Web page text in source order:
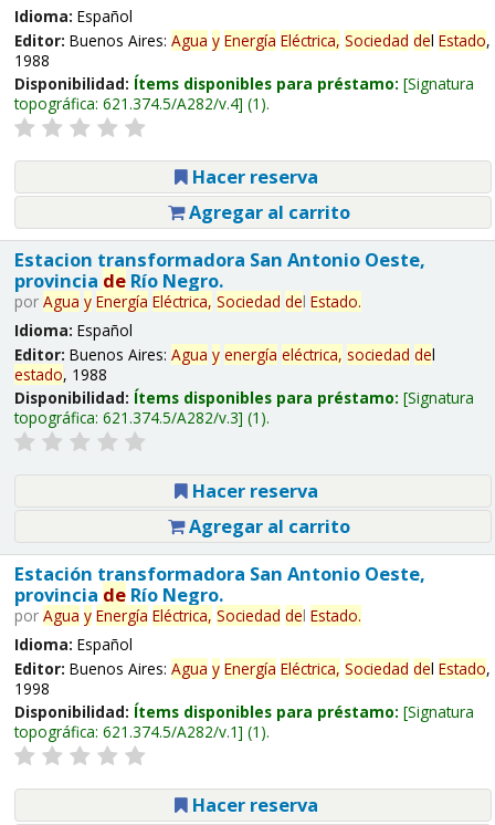
Idioma: Español
Editor: Buenos Aires: Agua y Energía Eléctrica, Sociedad del Estado,
1988
Disponibilidad: Ítems disponibles para préstamo: Signatura
topográfica: 621.374.5/A282/v.4 (1).
Hacer reserva
Agregar al carrito
Estacion transformadora San Antonio Oeste,
provincia deRío Negro.
por Agua y Energía Eléctrica, Sociedad del Estado.
Idioma: Español
Editor: Buenos Aires: Agua y energía eléctrica, sociedad del
estado, 1988
Disponibilidad: Ítems disponibles para préstamo: Signatura
topográfica: 621.374.5/A282/v.3 (1).
Hacer reserva
Agregar al carrito
Estación transformadora San Antonio Oeste,
provincia deRío Negro.
por Agua y Energía Eléctrica, Sociedad del Estado.
Idioma: Español
Editor: Buenos Aires: Agua y Energía Eléctrica, Sociedad del Estado,
1998
Disponibilidad: Ítems disponibles para préstamo: Signatura
topográfica: 621.374.5/A282/v.1 (1).
Hacer reserva